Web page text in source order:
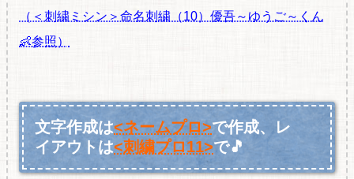
（＜刺繍ミシン＞命名刺繍（10）優吾～ゆうご～くん
👶参照）
文字作成は<ネームプロ>で作成、レ
イアウトは<刺繍プロ11>で🎵